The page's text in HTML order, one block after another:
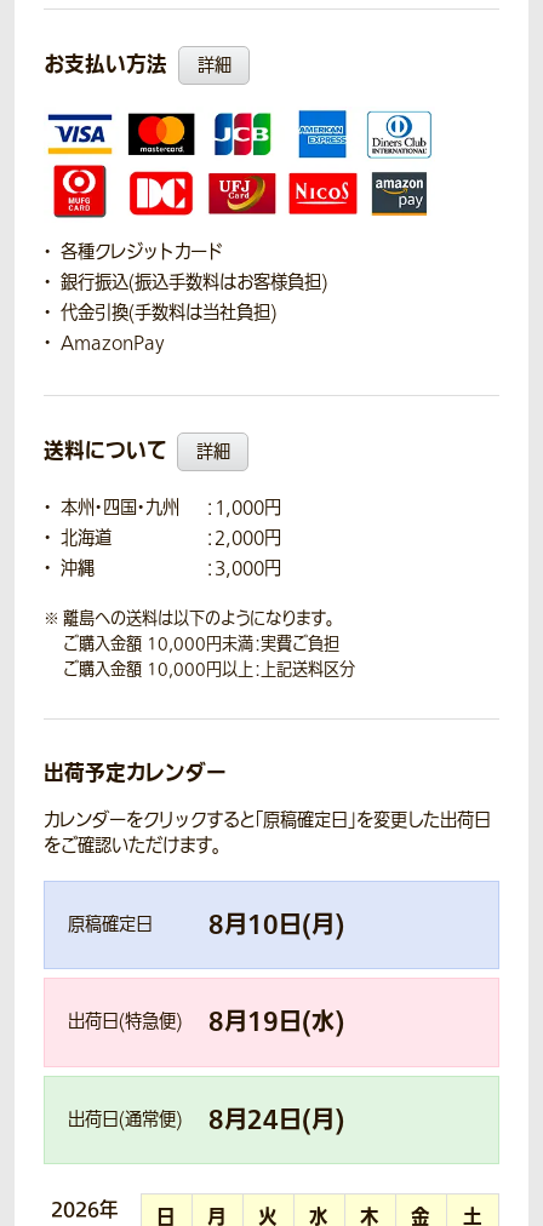
お支払い方法 詳細
各種クレジットカード
銀行振込(振込手数料はお客様負担)
代金引換(手数料は当社負担)
AmazonPay
送料について 詳細
本州・四国・九州
：1,000円
北海道
：2,000円
沖縄
：3,000円
離島への送料は以下のようになります。
ご購入金額 10,000円未満：実費ご負担
ご購入金額 10,000円以上：上記送料区分
出荷予定カレンダー
カレンダーをクリックすると「原稿確定日」を変更した出荷日
をご確認いただけます。
原稿確定日 8月10日(月)
出荷日(特急便) 8月19日(水)
出荷日(通常便) 8月24日(月)
2026年 日 月 火 水 木 金 土